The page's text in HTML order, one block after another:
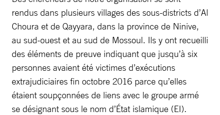
rendus dans plusieurs villages des sous-districts d’Al
Choura et de Qayyara, dans la province de Ninive,
au sud-ouest et au sud de Mossoul. Ils y ont recueilli
des éléments de preuve indiquant que jusqu’à six
personnes avaient été victimes d’exécutions
extrajudiciaires fin octobre 2016 parce qu’elles
étaient soupçonnées de liens avec le groupe armé
se désignant sous le nom d’État islamique (EI).